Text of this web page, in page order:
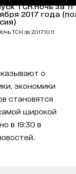
ТСН.Ночь за 11
2017 года
ТСН за 2017.10.11
о
экономики
становятся
широкой
в 19:30 в